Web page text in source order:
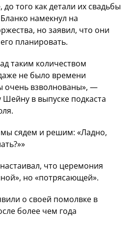
того как детали их свадьбы
намекнул на
но заявил, что они
планировать.
таким количеством
не было времени
очень взволнованы», —
Шейну в выпуске подкаста
сядем и решим: «Ладно,
что церемония
но «потрясающей».
о своей помолвке в
более чем года